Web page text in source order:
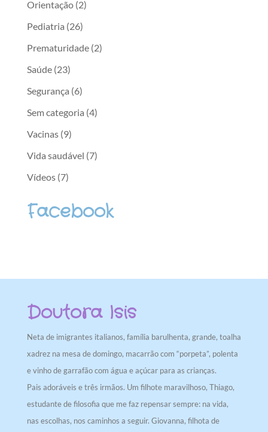
Orientação(2)
Pediatria (26)
Prematuridade(2)
Saúde(23)
Segurança (6)
Sem categoria (4)
Vacinas(9)
Vida saudável (7)
Vídeos(7)
Facebook
Doutora Isis
Neta de imigrantes italianos, família barulhenta, grande, toalha
xadrez na mesa de domingo, macarrão com “porpeta”, polenta
e vinho de garrafão com água e açúcar para as crianças.
Pais adoráveis e três irmãos. Um filhote maravilhoso, Thiago,
estudante de filosofia que me faz repensar sempre: na vida,
nas escolhas, nos caminhos a seguir. Giovanna, filhota de